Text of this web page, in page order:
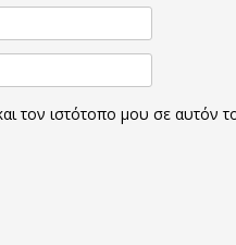
τον ιστότοπο μου σε αυτόν